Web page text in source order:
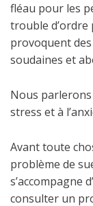
fléau pour les
trouble d’ordre
provoquent
soudaines et
Nous
stress et à
Avant toute
problème de
s’accompagne
consulter un